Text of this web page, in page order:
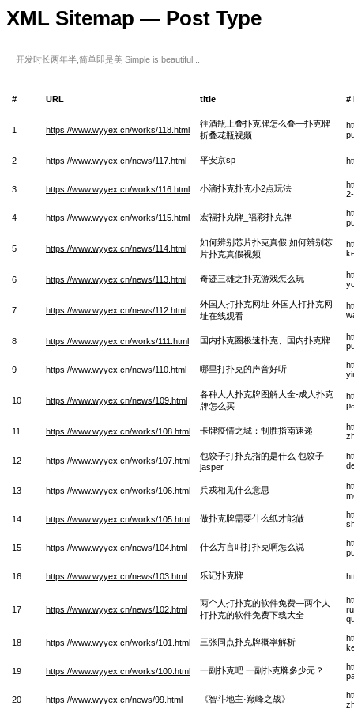
XML Sitemap — Post Type
开发时长两年半,简单即是美 Simple is beautiful...
# URL title #
1 https://www.wyyex.cn/works/118.html
往酒瓶上叠扑克牌怎么叠—扑克牌
折叠花瓶视频
2 https://www.wyyex.cn/news/117.html 平安京sp
3 https://www.wyyex.cn/works/116.html 小滴扑克扑克小2点玩法
4 https://www.wyyex.cn/works/115.html 宏福扑克牌_福彩扑克牌
5 https://www.wyyex.cn/news/114.html
如何辨别芯片扑克真假;如何辨别芯
片扑克真假视频
6 https://www.wyyex.cn/news/113.html 奇迹三雄之扑克游戏怎么玩
7 https://www.wyyex.cn/news/112.html
外国人打扑克网址 外国人打扑克网
址在线观看
8 https://www.wyyex.cn/works/111.html 国内扑克圈极速扑克、国内扑克牌
9 https://www.wyyex.cn/news/110.html 哪里打扑克的声音好听
10 https://www.wyyex.cn/news/109.html
各种大人扑克牌图解大全-成人扑克
牌怎么买
11 https://www.wyyex.cn/works/108.html 卡牌疫情之城：制胜指南速递
12 https://www.wyyex.cn/works/107.html
包饺子打扑克指的是什么 包饺子
jasper
13 https://www.wyyex.cn/works/106.html 兵戎相见什么意思
14 https://www.wyyex.cn/works/105.html 做扑克牌需要什么纸才能做
15 https://www.wyyex.cn/news/104.html 什么方言叫打扑克啊怎么说
16 https://www.wyyex.cn/news/103.html 乐记扑克牌
17 https://www.wyyex.cn/news/102.html
两个人打扑克的软件免费—两个人
打扑克的软件免费下载大全
18 https://www.wyyex.cn/works/101.html 三张同点扑克牌概率解析
19 https://www.wyyex.cn/works/100.html 一副扑克吧 一副扑克牌多少元？
20 https://www.wyyex.cn/news/99.html 《智斗地主·巅峰之战》